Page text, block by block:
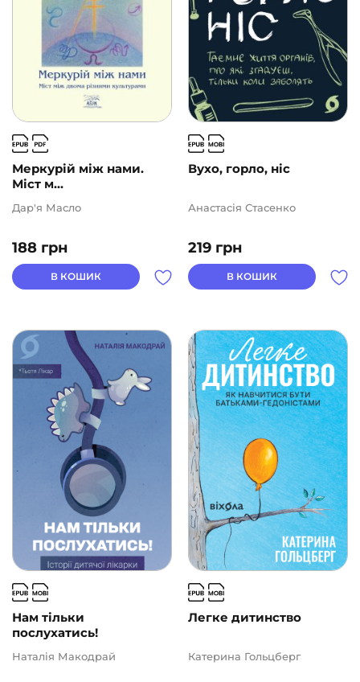
Меркурій між нами.
Міст м...
188 грн
Дар'я Масло
В КОШИК
Вухо, горло, ніс
219 грн
Анастасія Стасенко
В КОШИК
Нам тільки
послухатись!
Наталія Макодрай
Легке дитинство
Катерина Гольцберг